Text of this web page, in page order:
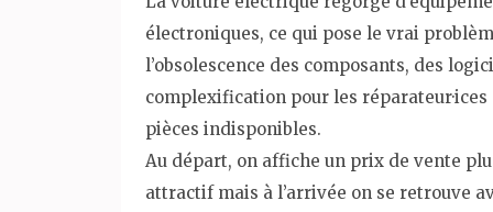
électroniques, ce qui pose le vrai
l’obsolescence des composants, des
complexification pour les réparateur·ices
pièces indisponibles.
Au départ, on affiche un prix de vente
attractif mais à l’arrivée on se retrouve